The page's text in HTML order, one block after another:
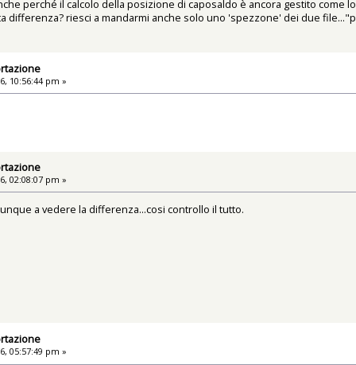
perché il calcolo della posizione di caposaldo è ancora gestito come
differenza? riesci a mandarmi anche solo uno 'spezzone' dei due
10:56:44 pm »
02:08:07 pm »
a vedere la differenza...cosi controllo il tutto.
05:57:49 pm »